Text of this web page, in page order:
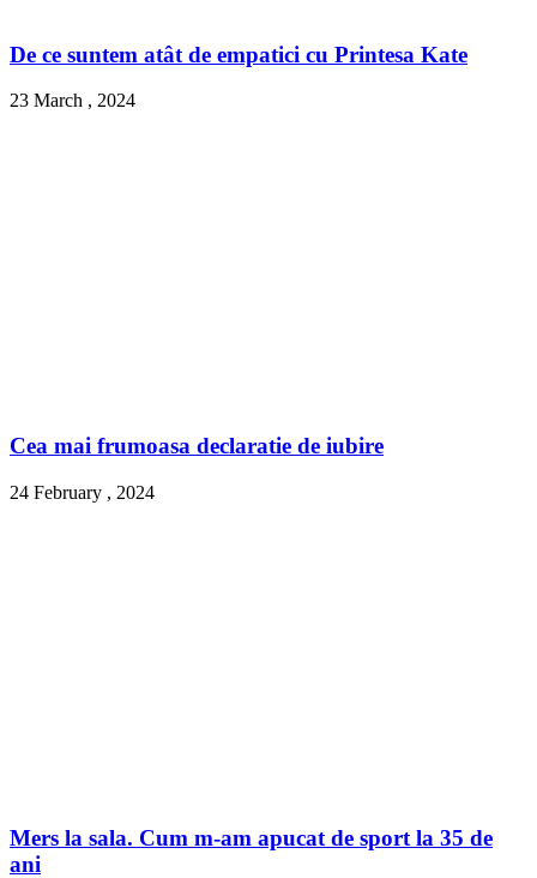
De ce suntem atât de empatici cu Printesa Kate
23 March , 2024
Cea mai frumoasa declaratie de iubire
24 February , 2024
Mers la sala. Cum m-am apucat de sport la 35 de
ani